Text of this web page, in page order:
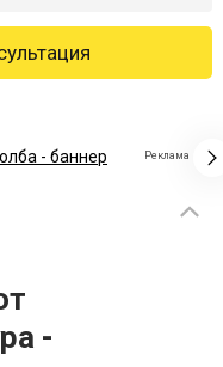
Реклама
-